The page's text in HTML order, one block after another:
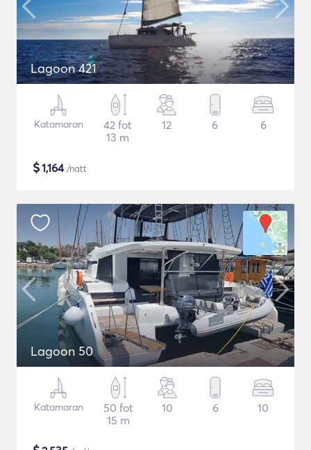
Lagoon 421
Katamaran
42 fot
13 m
12 6 6
$1,164/natt
Lagoon 50
Katamaran
50 fot
15 m
10 6 10